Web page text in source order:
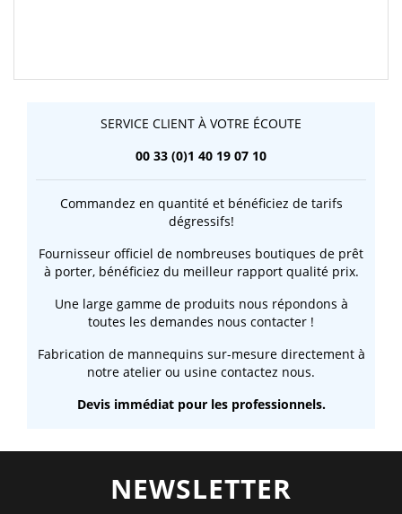
SERVICE CLIENT À VOTRE ÉCOUTE
00 33 (0)1 40 19 07 10
Commandez en quantité et bénéficiez de tarifs
dégressifs!
Fournisseur officiel de nombreuses boutiques de prêt
à porter, bénéficiez du meilleur rapport qualité prix.
Une large gamme de produits nous répondons à
toutes les demandes nous contacter !
Fabrication de mannequins sur-mesure directement à
notre atelier ou usine contactez nous.
Devis immédiat pour les professionnels.
NEWSLETTER